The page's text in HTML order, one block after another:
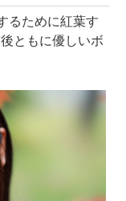
るために紅葉す
ともに優しいボ